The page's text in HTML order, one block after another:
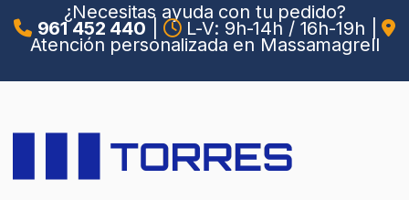
¿Necesitas ayuda con tu pedido?
961 452 440 L-V: 9h-14h / 16h-19h
Atención personalizada en Massamagrell